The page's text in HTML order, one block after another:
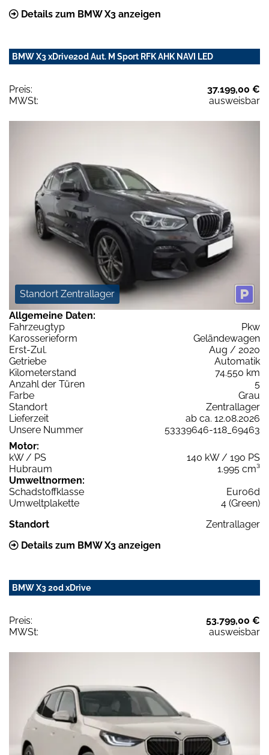
Details zum BMW X3 anzeigen
BMW X3 xDrive20d Aut. M Sport RFK AHK NAVI LED
Preis:
37.199,00 €
MWSt:
ausweisbar
Standort Zentrallager
Allgemeine Daten:
Fahrzeugtyp
Pkw
Karosserieform
Geländewagen
Erst-Zul.
Aug / 2020
Getriebe
Automatik
Kilometerstand
74.550 km
Anzahl der Türen
5
Farbe
Grau
Standort
Zentrallager
Lieferzeit
ab ca. 12.08.2026
Unsere Nummer
53339646-118_69463
Motor:
kW / PS
140 kW / 190 PS
Hubraum
1.995 cm³
Umweltnormen:
Schadstoffklasse
Euro6d
Umweltplakette
4 (Green)
Standort
Zentrallager
Details zum BMW X3 anzeigen
BMW X3 20d xDrive
Preis:
53.799,00 €
MWSt:
ausweisbar